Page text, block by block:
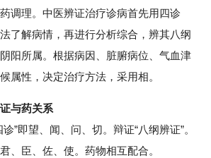
调理。中医辨证治疗诊病首先用四诊
了解病情，再进行分析综合，辨其八纲
阳所属。根据病因、脏腑病位、气血津
属性，决定治疗方法，采用相。
与药关系
即望、闻、问、切。辩证“八纲辨证”。
、臣、佐、使。药物相互配合。